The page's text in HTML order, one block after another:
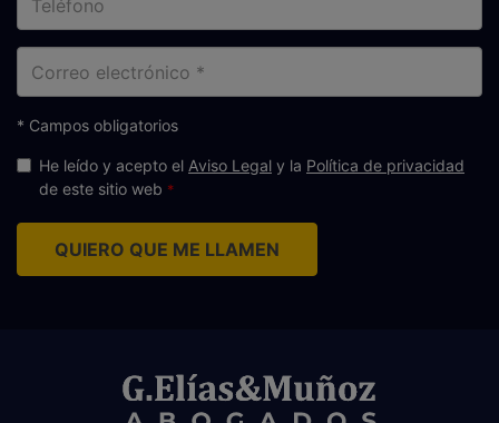
electrónico
* Campos obligatorios
He leído y acepto el Aviso Legal y la Política de privacidad
de este sitio web
QUIERO QUE ME LLAMEN